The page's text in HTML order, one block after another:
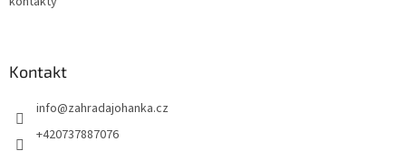
Kontakt
info@zahradajohanka.cz
+420737887076